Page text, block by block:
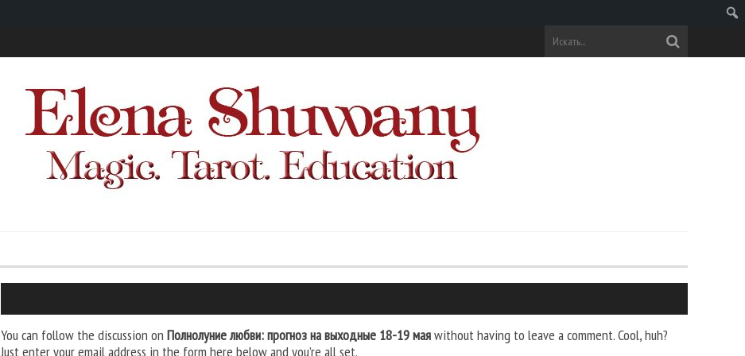
You can follow the discussion on Полнолуние любви: прогноз на выходные 18-19 маяwithout having to leave a comment. Cool, huh?
Just enter your email address in the form here below and you’re all set.